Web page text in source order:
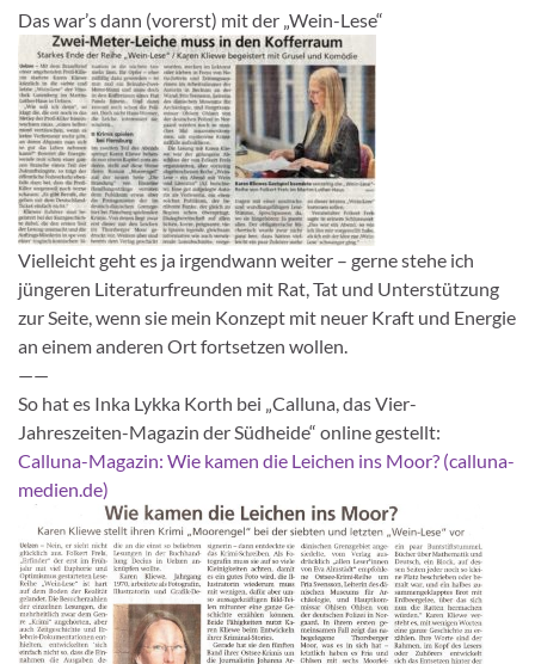
Das war’s dann (vorerst) mit der „Wein-Lese“
Vielleicht geht es ja irgendwann weiter – gerne stehe ich
jüngeren Literaturfreunden mit Rat, Tat und Unterstützung
zur Seite, wenn sie mein Konzept mit neuer Kraft und Energie
an einem anderen Ort fortsetzen wollen.
——
So hat es Inka Lykka Korth bei „Calluna, das Vier-
Jahreszeiten-Magazin der Südheide“ online gestellt:
Calluna-Magazin: Wie kamen die Leichen ins Moor? (calluna-
medien.de)